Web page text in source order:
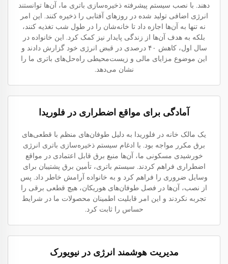
دهند. با نصب سیستم پیشرفته ذخیره‌سازی باتری ما، آن‌ها توانستند
انرژی اضافی تولید شده در روزهای آفتابی را ذخیره کنند. این امر
نه تنها به آن‌ها اجازه داد تا خانه‌شان را در طول شب تغذیه کنند،
بلکه به هدف آن‌ها از زندگی پایدار نیز کمک کرد. این خانواده در
سال اول، کاهش ۴۰ درصدی در قبض انرژی خود گزارش دادند و
این موضوع مزایای مالی و زیست‌محیطی راه‌حل‌های باتری ما را
نشان می‌دهد.
آمادگی برای مواقع اضطراری در فلوریدا
یک مالک خانه در فلوریدا به دلیل طوفان‌های منظم با قطعی‌های
برق مکرر مواجه بود. با ادغام سیستم ذخیره‌سازی باتری انرژی
خورشیدی مسکونی ما، آن‌ها منبع برق قابل اعتمادی در مواقع
اضطراری فراهم کردند. سیستم باتری، تأمین برق پشتیبان برای
وسایل ضروری را فراهم کرد و به خانواده آرامش خاطر داد. پس
از نصب، آن‌ها در فصل طوفان‌های هوریکان، هیچ قطعی برقی را
تجربه نکردند و این امر قابلیت اطمینان محصولات ما در شرایط
حساس را ثابت کرد.
مدیریت هوشمند انرژی در نیویورک